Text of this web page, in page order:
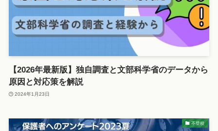
【2026年最新版】独自調査と文部科学省のデータから
原因と対応策を解説
2024年1月23日
不登校